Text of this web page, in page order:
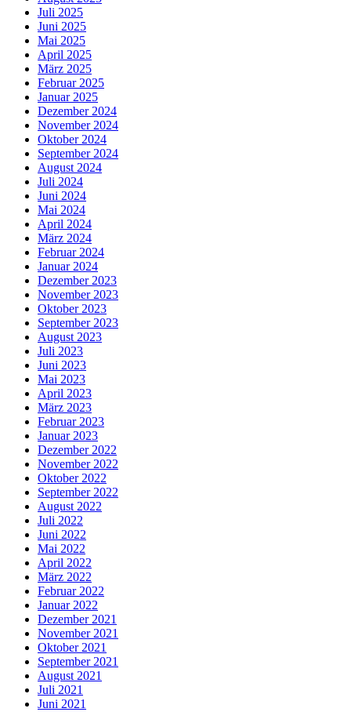
Juli 2025
Juni 2025
Mai 2025
April 2025
März 2025
Februar 2025
Januar 2025
Dezember 2024
November 2024
Oktober 2024
September 2024
August 2024
Juli 2024
Juni 2024
Mai 2024
April 2024
März 2024
Februar 2024
Januar 2024
Dezember 2023
November 2023
Oktober 2023
September 2023
August 2023
Juli 2023
Juni 2023
Mai 2023
April 2023
März 2023
Februar 2023
Januar 2023
Dezember 2022
November 2022
Oktober 2022
September 2022
August 2022
Juli 2022
Juni 2022
Mai 2022
April 2022
März 2022
Februar 2022
Januar 2022
Dezember 2021
November 2021
Oktober 2021
September 2021
August 2021
Juli 2021
Juni 2021